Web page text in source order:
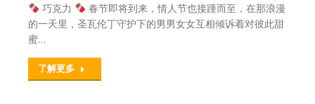
巧克力
春节即将到来，情人节也接踵而至，在那浪漫
的一天里，圣瓦伦丁守护下的男男女女互相倾诉着对彼此甜
蜜…
了解更多